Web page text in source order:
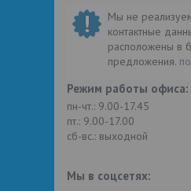
Мы не
контактные
расположены в
предложения.
Режим работы офиса:
пн-чт.: 9.00-17.45
пт.: 9.00-17.00
сб-вс.: выходной
Мы в соцсетях: